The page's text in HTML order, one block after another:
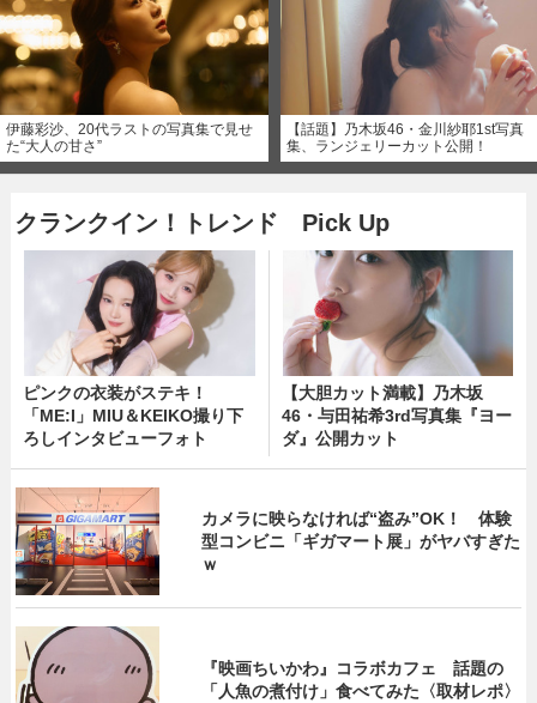
伊藤彩沙、20代ラストの写真集で見せ
た“大人の甘さ”
【話題】乃木坂46・金川紗耶1st写真
集、ランジェリーカット公開！
クランクイン！トレンド Pick Up
ピンクの衣装がステキ！
「ME:I」MIU＆KEIKO撮り下
ろしインタビューフォト
【大胆カット満載】乃木坂
46・与田祐希3rd写真集『ヨー
ダ』公開カット
カメラに映らなければ“盗み”OK！ 体験
型コンビニ「ギガマート展」がヤバすぎた
ｗ
『映画ちいかわ』コラボカフェ 話題の
「人魚の煮付け」食べてみた〈取材レポ〉